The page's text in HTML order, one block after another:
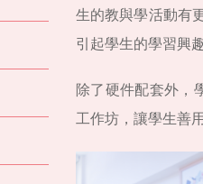
生的教與學活動有
引起學生的學習興趣
除了硬件配套外，
工作坊，讓學生善